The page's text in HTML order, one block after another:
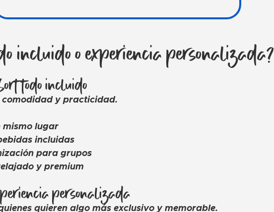
incluido o experiencia personalizada?
todo incluido
comodidad y practicidad.
mismo lugar
incluidas
para grupos
y premium
personalizada
quieren algo más exclusivo y memorable.